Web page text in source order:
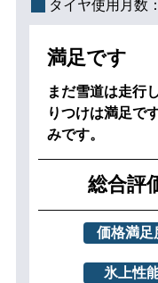
タイヤ使用月数：
満足です
まだ雪道は走行
りつけは満足で
みです。
総合評
価格満足
氷上性